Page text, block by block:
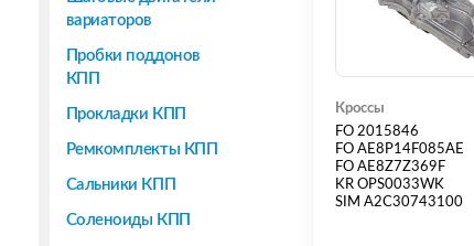
вариаторов
Пробки поддонов
КПП
Прокладки КПП
Ремкомплекты КПП
Сальники КПП
Соленоиды КПП
Кроссы
FO 2015846
FO AE8P14F085AE
FO AE8Z7Z369F
KR OPS0033WK
SIM A2C30743100